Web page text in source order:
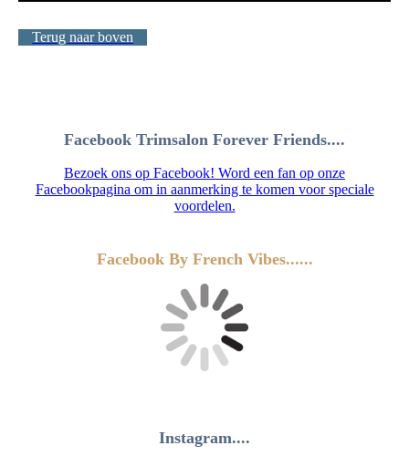
Terug naar boven
Facebook Trimsalon Forever Friends....
Bezoek ons op Facebook! Word een fan op onze
Facebookpagina om in aanmerking te komen voor speciale
voordelen.
Facebook By French Vibes......
Instagram....